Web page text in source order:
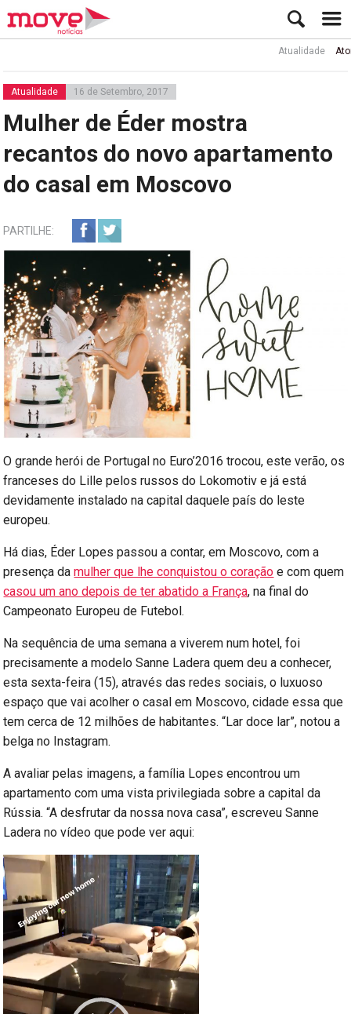
Atualidade Ator Rui
Atualidade 16 de Setembro, 2017
Mulher de Éder mostra
recantos do novo apartamento
do casal em Moscovo
PARTILHE:
O grande herói de Portugal no Euro’2016 trocou, este verão, os
franceses do Lille pelos russos do Lokomotiv e já está
devidamente instalado na capital daquele país do leste
europeu.
Há dias, Éder Lopes passou a contar, em Moscovo, com a
presença damulher que lhe conquistou o coração e com quem
casou um ano depois de ter abatido a França, na final do
Campeonato Europeu de Futebol.
Na sequência de uma semana a viverem num hotel, foi
precisamente a modelo Sanne Ladera quem deu a conhecer,
esta sexta-feira (15), através das redes sociais, o luxuoso
espaço que vai acolher o casal em Moscovo, cidade essa que
tem cerca de 12 milhões de habitantes. “Lar doce lar”, notou a
belga no Instagram.
A avaliar pelas imagens, a família Lopes encontrou um
apartamento com uma vista privilegiada sobre a capital da
Rússia. “A desfrutar da nossa nova casa”, escreveu Sanne
Ladera no vídeo que pode ver aqui:
Reprodutor
de
vídeo